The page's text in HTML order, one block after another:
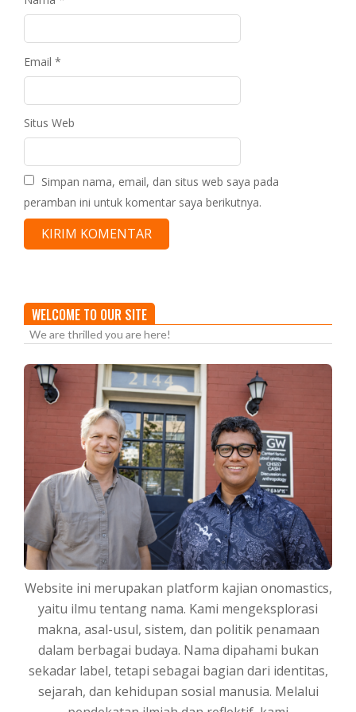
Email *
Situs Web
Simpan nama, email, dan situs web saya pada
peramban ini untuk komentar saya berikutnya.
WELCOME TO OUR SITE
We are thrilled you are here!
Website ini merupakan platform kajian onomastics,
yaitu ilmu tentang nama. Kami mengeksplorasi
makna, asal-usul, sistem, dan politik penamaan
dalam berbagai budaya. Nama dipahami bukan
sekadar label, tetapi sebagai bagian dari identitas,
sejarah, dan kehidupan sosial manusia. Melalui